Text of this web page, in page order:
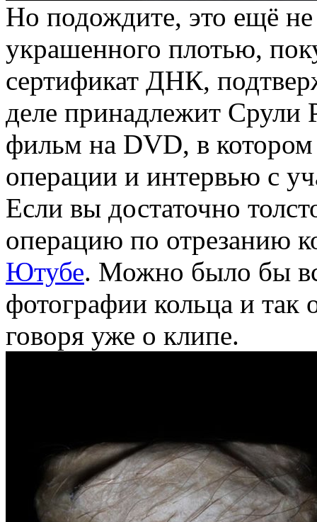
Но подождите, это ещё
украшенного плотью,
сертификат ДНК,
деле принадлежит Срули
фильм на DVD, в котором
операции и интервью с
Если вы достаточно
операцию по отрезанию
Ютубе. Можно было бы
фотографии кольца и так
говоря уже о клипе.